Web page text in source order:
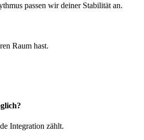
passen wir deiner Stabilität an.
Raum hast.
Integration zählt.